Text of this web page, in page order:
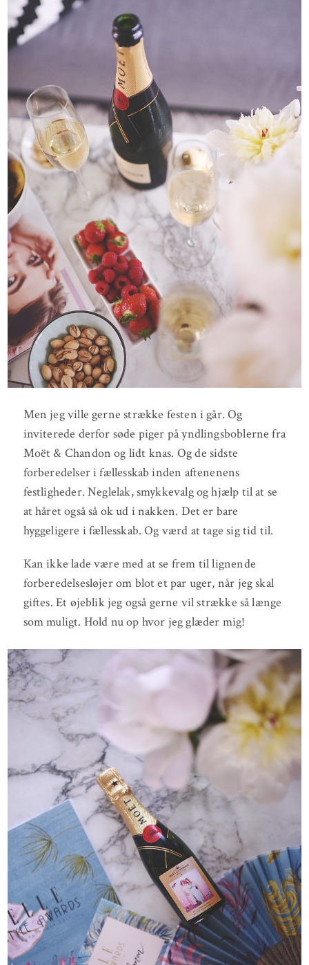
Men jeg ville gerne strække festen i går. Og
inviterede derfor søde piger på yndlingsboblerne fra
Moët & Chandon og lidt knas. Og de sidste
forberedelser i fællesskab inden aftenenens
festligheder. Neglelak, smykkevalg og hjælp til at se
at håret også så ok ud i nakken. Det er bare
hyggeligere i fællesskab. Og værd at tage sig tid til.
Kan ikke lade være med at se frem til lignende
forberedelsesløjer om blot et par uger, når jeg skal
giftes. Et øjeblik jeg også gerne vil strække så længe
som muligt. Hold nu op hvor jeg glæder mig!